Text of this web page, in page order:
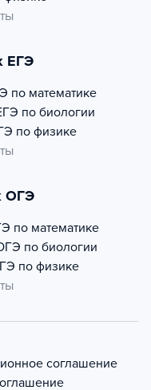
ЕГЭ
по математике
по биологии
по физике
ОГЭ
по математике
по биологии
по физике
соглашение